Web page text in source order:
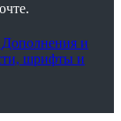
и
шрифты и